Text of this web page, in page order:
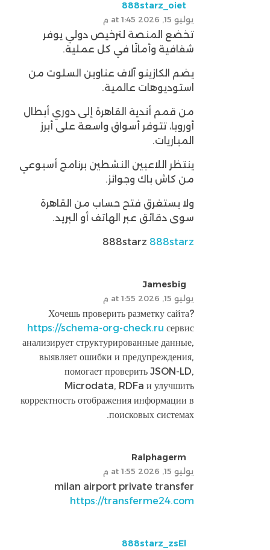
888starz_oiet
يوليو 15, 2026 at 1:45 م
تخضع المنصة لترخيص دولي يوفر
شفافية وأمانًا في كل عملية.
يضم الكازينو آلاف عناوين السلوت من
استوديوهات عالمية.
من قمم أندية القاهرة إلى دوري أبطال
أوروبا، تتوفر أسواق واسعة على أبرز
المباريات.
ينتظر اللاعبين النشطين برنامج أسبوعي
من كاش باك وجوائز.
ولا يستغرق فتح حساب من القاهرة
سوى دقائق عبر الهاتف أو البريد.
888starz 888starz
Jamesbig
يوليو 15, 2026 at 1:55 م
Хочешь проверить разметку сайта?
https://schema-org-check.ru сервис
анализирует структурированные данные,
выявляет ошибки и предупреждения,
помогает проверить JSON-LD,
Microdata, RDFa и улучшить
корректность отображения информации в
поисковых системах.
Ralphagerm
يوليو 15, 2026 at 1:55 م
milan airport private transfer
https://transferme24.com
888starz_zsEl